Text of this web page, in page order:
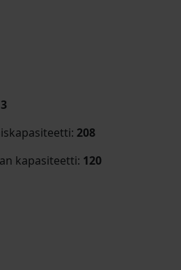
3
: 208
kapasiteetti: 120